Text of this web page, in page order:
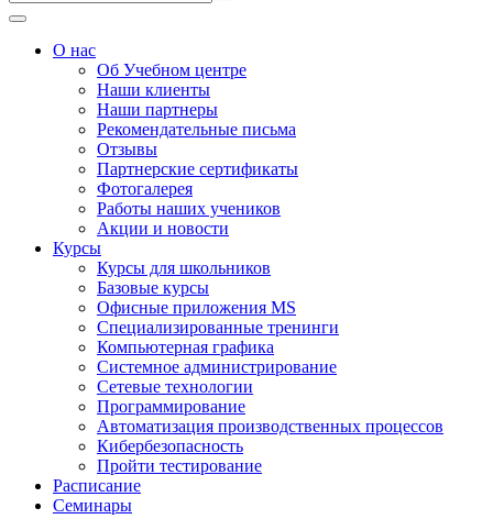
О нас
Об Учебном центре
Наши клиенты
Наши партнеры
Рекомендательные письма
Отзывы
Партнерские сертификаты
Фотогалерея
Работы наших учеников
Акции и новости
Курсы
Курсы для школьников
Базовые курсы
Офисные приложения MS
Специализированные тренинги
Компьютерная графика
Системное администрирование
Сетевые технологии
Программирование
Автоматизация производственных процессов
Кибербезопасность
Пройти тестирование
Расписание
Семинары